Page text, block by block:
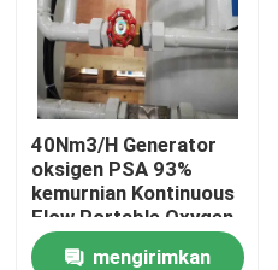
Wisata pabrik
Kontrol kualitas
Hubungi kami
40Nm3/H Generator
oksigen PSA 93%
kemurnian Kontinuous
Flow Portable Oxygen
Concentrator
mengirimkan